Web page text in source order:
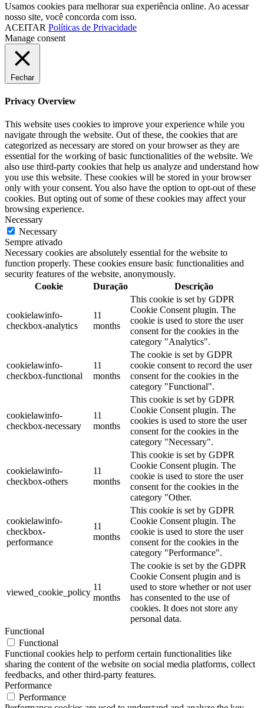
Usamos cookies para melhorar sua experiência online. Ao acessar
nosso site, você concorda com isso.
ACEITAR Políticas de Privacidade
Manage consent
Fechar
Privacy Overview
This website uses cookies to improve your experience while you
navigate through the website. Out of these, the cookies that are
categorized as necessary are stored on your browser as they are
essential for the working of basic functionalities of the website. We
also use third-party cookies that help us analyze and understand how
you use this website. These cookies will be stored in your browser
only with your consent. You also have the option to opt-out of these
cookies. But opting out of some of these cookies may affect your
browsing experience.
Necessary
Necessary
Sempre ativado
Necessary cookies are absolutely essential for the website to
function properly. These cookies ensure basic functionalities and
security features of the website, anonymously.
Cookie
Duração Descrição
cookielawinfo-
checkbox-analytics
11
months
This cookie is set by GDPR
Cookie Consent plugin. The
cookie is used to store the user
consent for the cookies in the
category "Analytics".
cookielawinfo-
checkbox-functional
11
months
The cookie is set by GDPR
cookie consent to record the user
consent for the cookies in the
category "Functional".
cookielawinfo-
checkbox-necessary
11
months
This cookie is set by GDPR
Cookie Consent plugin. The
cookies is used to store the user
consent for the cookies in the
category "Necessary".
cookielawinfo-
checkbox-others
11
months
This cookie is set by GDPR
Cookie Consent plugin. The
cookie is used to store the user
consent for the cookies in the
category "Other.
cookielawinfo-
checkbox-
performance
11
months
This cookie is set by GDPR
Cookie Consent plugin. The
cookie is used to store the user
consent for the cookies in the
category "Performance".
viewed_cookie_policy
11
months
The cookie is set by the GDPR
Cookie Consent plugin and is
used to store whether or not user
has consented to the use of
cookies. It does not store any
personal data.
Functional
Functional
Functional cookies help to perform certain functionalities like
sharing the content of the website on social media platforms, collect
feedbacks, and other third-party features.
Performance
Performance